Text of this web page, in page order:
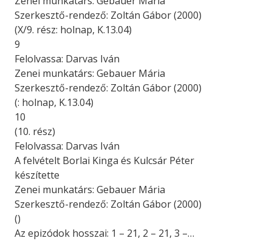
Szerkesztő-rendező: Zoltán Gábor (2000)
(X/9. rész: holnap, K.13.04)
9
Felolvassa: Darvas Iván
Zenei munkatárs: Gebauer Mária
Szerkesztő-rendező: Zoltán Gábor (2000)
(: holnap, K.13.04)
10
(10. rész)
Felolvassa: Darvas Iván
A felvételt Borlai Kinga és Kulcsár Péter
készítette
Zenei munkatárs: Gebauer Mária
Szerkesztő-rendező: Zoltán Gábor (2000)
()
Az epizódok hosszai: 1 – 21, 2 – 21, 3 –…